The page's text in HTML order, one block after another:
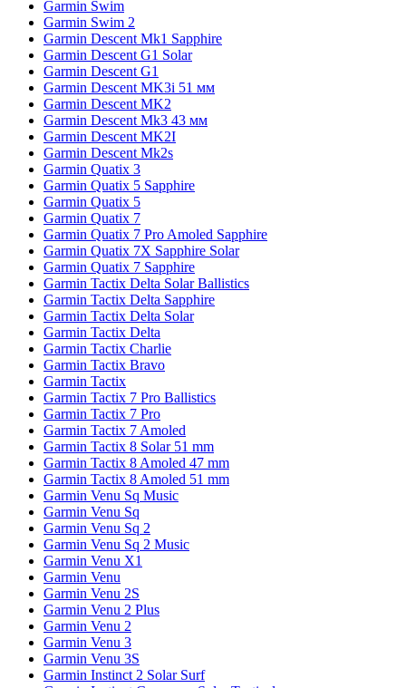
Garmin Swim
Garmin Swim 2
Garmin Descent Mk1 Sapphire
Garmin Descent G1 Solar
Garmin Descent G1
Garmin Descent MK3i 51 мм
Garmin Descent MK2
Garmin Descent Mk3 43 мм
Garmin Descent MK2I
Garmin Descent Mk2s
Garmin Quatix 3
Garmin Quatix 5 Sapphire
Garmin Quatix 5
Garmin Quatix 7
Garmin Quatix 7 Pro Amoled Sapphire
Garmin Quatix 7X Sapphire Solar
Garmin Quatix 7 Sapphire
Garmin Tactix Delta Solar Ballistics
Garmin Tactix Delta Sapphire
Garmin Tactix Delta Solar
Garmin Tactix Delta
Garmin Tactix Charlie
Garmin Tactix Bravo
Garmin Tactix
Garmin Tactix 7 Pro Ballistics
Garmin Tactix 7 Pro
Garmin Tactix 7 Amoled
Garmin Tactix 8 Solar 51 mm
Garmin Tactix 8 Amoled 47 mm
Garmin Tactix 8 Amoled 51 mm
Garmin Venu Sq Music
Garmin Venu Sq
Garmin Venu Sq 2
Garmin Venu Sq 2 Music
Garmin Venu X1
Garmin Venu
Garmin Venu 2S
Garmin Venu 2 Plus
Garmin Venu 2
Garmin Venu 3
Garmin Venu 3S
Garmin Instinct 2 Solar Surf